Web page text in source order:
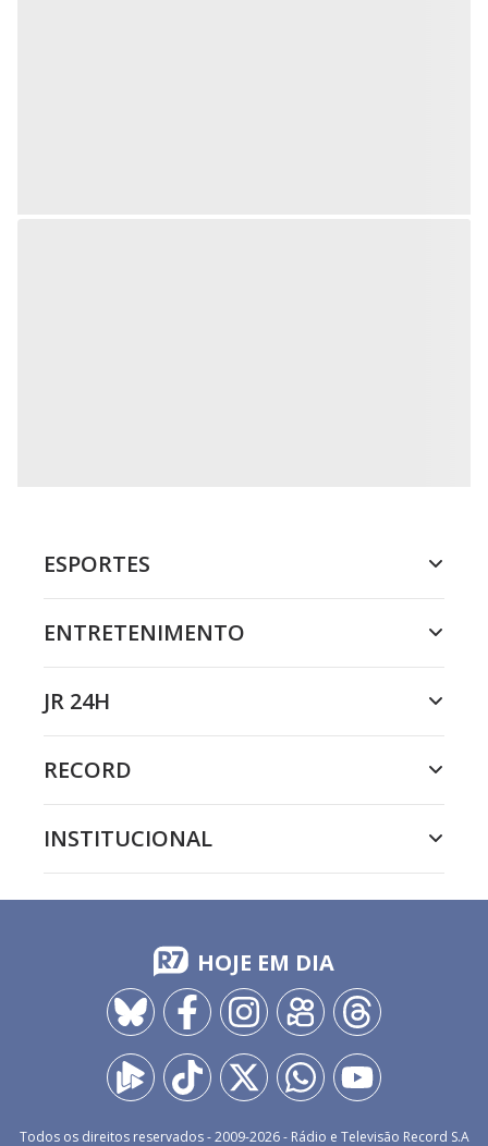
ESPORTES
ENTRETENIMENTO
JR 24H
RECORD
INSTITUCIONAL
HOJE EM DIA
Todos os direitos reservados - 2009-2026- Rádio e Televisão Record S.A